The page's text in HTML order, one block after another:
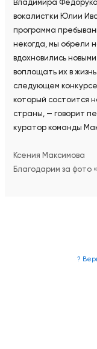
Владимира
вокалистки Юлии
программа
некогда, мы обрели
вдохновились
воплощать их в
следующем
который состоится
страны, — говорит
куратор команды
Ксения Максимова
Благодарим за фото
?